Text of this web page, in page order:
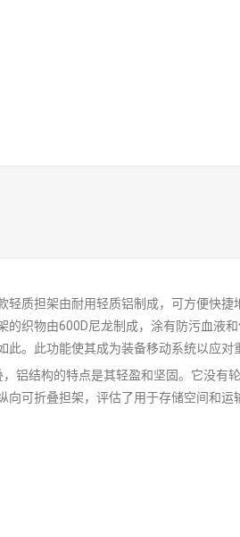
质担架由耐用轻质铝制成，可方便快
织物由600D尼龙制成，涂有防污血液
。此功能使其成为装备移动系统以应
铝结构的特点是其轻盈和坚固。它没
可折叠担架，评估了用于存储空间和